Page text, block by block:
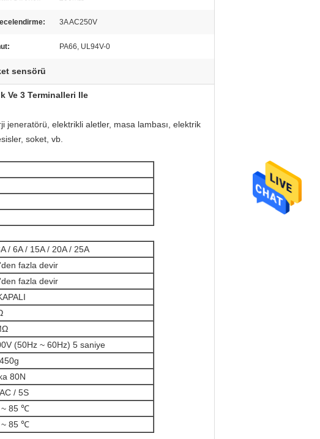
3A AC250V
PA66, UL94V-0
sensörü
Ve 3 Terminalleri Ile
jeneratörü, elektrikli aletler, masa lambası, elektrik
soket, vb.
/ 6A / 15A / 20A / 25A
fazla devir
fazla devir
(50Hz ~ 60Hz) 5 saniye
80N
/ 5S
85 ℃
85 ℃